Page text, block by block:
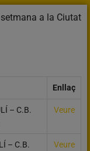
a la Ciutat
Enllaç
– C.B.
Veure
– C.B.
Veure